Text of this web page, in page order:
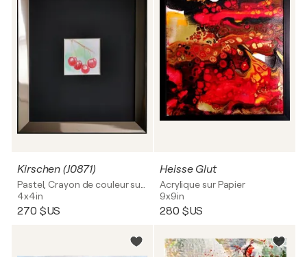
Kirschen (J0871)
4x4in
270 $US
Heisse Glut
Acrylique sur Papier
9x9in
280 $US